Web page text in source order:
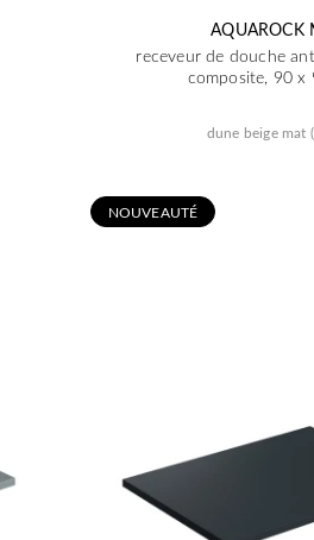
AQUAROCK
receveur de douche
composite, 90 x
dune beige mat
NOUVEAUTÉ